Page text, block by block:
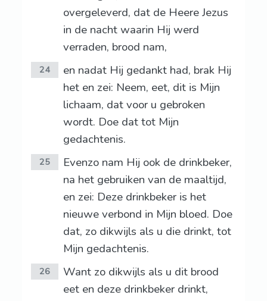
overgeleverd, dat de Heere Jezus
in de nacht waarin Hij werd
verraden, brood nam,
24
en nadat Hij gedankt had, brak Hij
het en zei: Neem, eet, dit is Mijn
lichaam, dat voor u gebroken
wordt. Doe dat tot Mijn
gedachtenis.
25
Evenzo nam Hij ook de drinkbeker,
na het gebruiken van de maaltijd,
en zei: Deze drinkbeker is het
nieuwe verbond in Mijn bloed. Doe
dat, zo dikwijls als u die drinkt, tot
Mijn gedachtenis.
26
Want zo dikwijls als u dit brood
eet en deze drinkbeker drinkt,